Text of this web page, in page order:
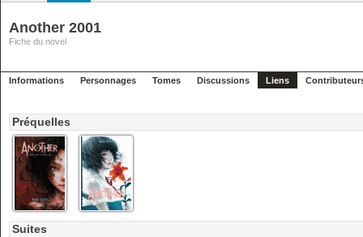
Another 2001
Fiche du novel
Informations Personnages Tomes Discussions Liens
Préquelles
Suites